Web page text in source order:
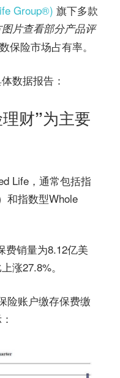
Group®️) 旗下多款
片查看部分产品评
保险市场占有率。
数据报告：
财”为主要
Life，通常包括指
和指数型Whole
费销量为8.12亿美
涨27.8%。
险账户缴存保费缴